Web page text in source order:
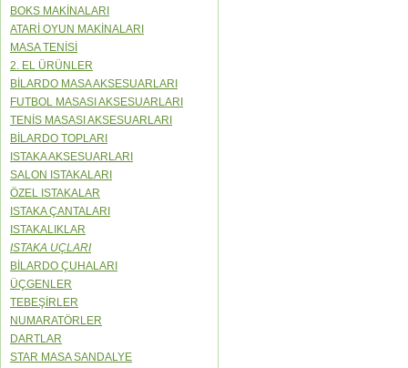
BOKS MAKİNALARI
ATARİ OYUN MAKİNALARI
MASA TENİSİ
2. EL ÜRÜNLER
BİLARDO MASA AKSESUARLARI
FUTBOL MASASI AKSESUARLARI
TENİS MASASI AKSESUARLARI
BİLARDO TOPLARI
ISTAKA AKSESUARLARI
SALON ISTAKALARI
ÖZEL ISTAKALAR
ISTAKA ÇANTALARI
ISTAKALIKLAR
ISTAKA UÇLARI
BİLARDO ÇUHALARI
ÜÇGENLER
TEBEŞİRLER
NUMARATÖRLER
DARTLAR
STAR MASA SANDALYE